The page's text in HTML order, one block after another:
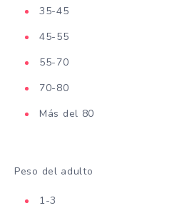
35-45
45-55
55-70
70-80
Más del 80
Peso del adulto
1-3